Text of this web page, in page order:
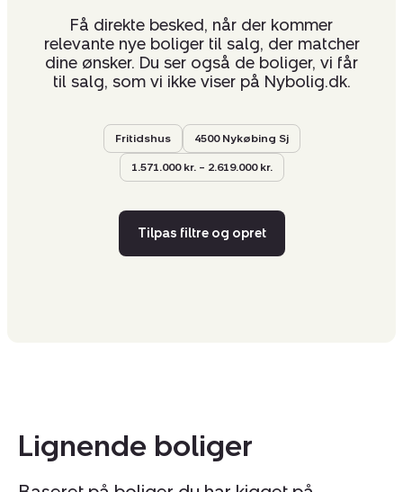
Få direkte besked, når der kommer
relevante nye boliger til salg, der matcher
dine ønsker. Du ser også de boliger, vi får
til salg, som vi ikke viser på Nybolig.dk.
Fritidshus 4500 Nykøbing Sj
1.571.000 kr. – 2.619.000 kr.
Tilpas filtre og opret
Lignende boliger